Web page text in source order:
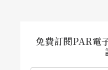
免費訂閱PAR電